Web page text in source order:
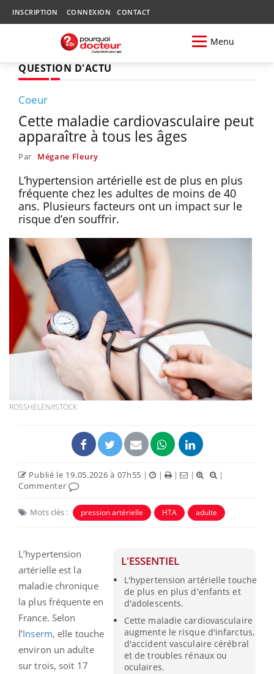
INSCRIPTION CONNEXION CONTACT
Menu
QUESTION D'ACTU
Coeur
Cette maladie cardiovasculaire peut
apparaître à tous les âges
Par Mégane Fleury
L’hypertension artérielle est de plus en plus
fréquente chez les adultes de moins de 40
ans. Plusieurs facteurs ont un impact sur le
risque d’en souffrir.
ROSSHELEN/ISTOCK
Publié le 19.05.2026 à 07h55 | | | |
|
Commenter
Mots clés : pression artérielle HTA adulte
L'ESSENTIEL
L'hypertension artérielle touche
de plus en plus d'enfants et
d'adolescents.
Cette maladie cardiovasculaire
augmente le risque d'infarctus,
d'accident vasculaire cérébral
et de troubles rénaux ou
oculaires.
L’hypertension
artérielle est la
maladie chronique
la plus fréquente en
France. Selon
l’Inserm, elle touche
environ un adulte
sur trois, soit 17